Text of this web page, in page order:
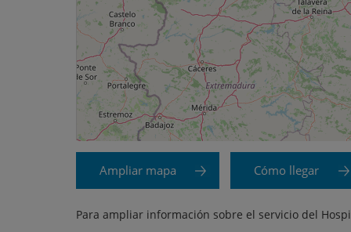
Ampliar mapa Cómo llegar
Para ampliar información sobre el servicio del